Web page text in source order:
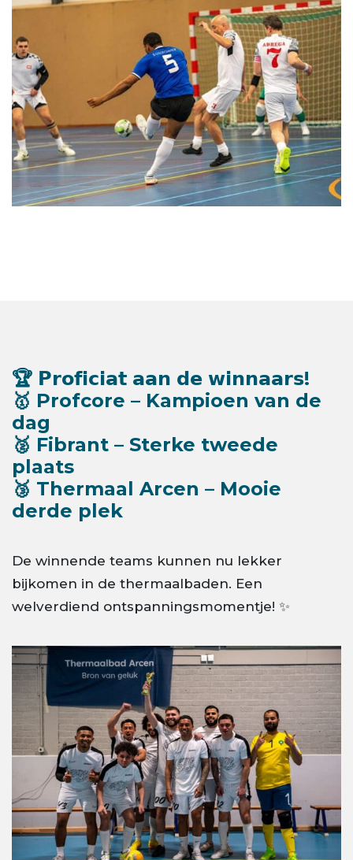
🏆 𝗣𝗿𝗼𝗳𝗶𝗰𝗶𝗮𝘁 𝗮𝗮𝗻 𝗱𝗲 𝘄𝗶𝗻𝗻𝗮𝗮𝗿𝘀!
🥇 Profcore – Kampioen van de
dag
🥈 Fibrant – Sterke tweede
plaats
🥉 Thermaal Arcen – Mooie
derde plek
De winnende teams kunnen nu lekker
bijkomen in de thermaalbaden. Een
welverdiend ontspanningsmomentje! ✨